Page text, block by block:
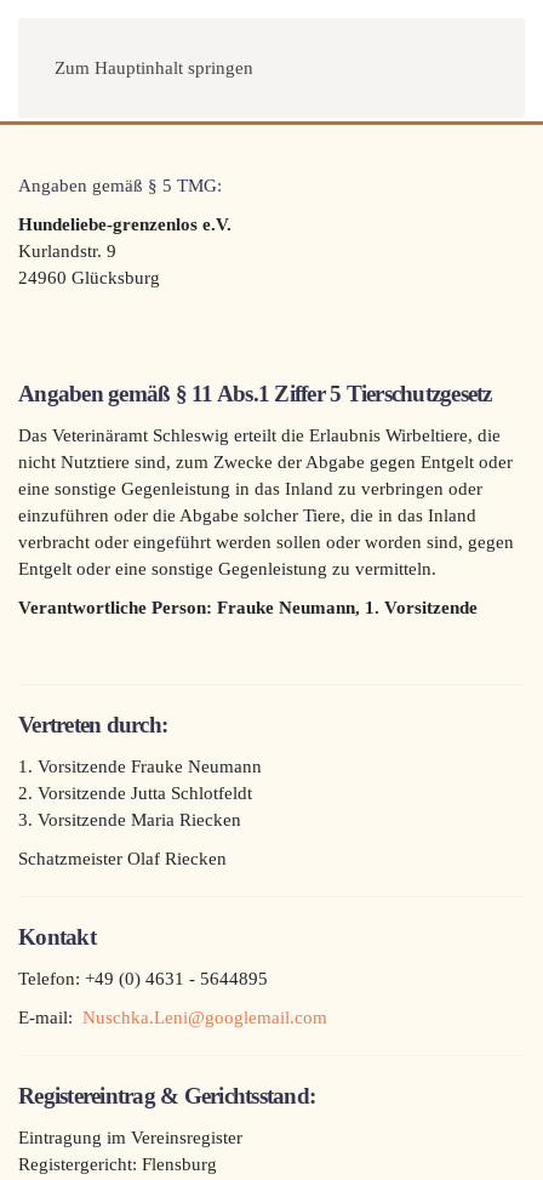
Zum Hauptinhalt springen
Menü
Angaben gemäß § 5 TMG:
Hundeliebe-grenzenlos e.V.
Kurlandstr. 9
24960 Glücksburg
Angaben gemäß § 11 Abs.1 Ziffer 5 Tierschutzgesetz
Das Veterinäramt Schleswig erteilt die Erlaubnis Wirbeltiere, die
nicht Nutztiere sind, zum Zwecke der Abgabe gegen Entgelt oder
eine sonstige Gegenleistung in das Inland zu verbringen oder
einzuführen oder die Abgabe solcher Tiere, die in das Inland
verbracht oder eingeführt werden sollen oder worden sind, gegen
Entgelt oder eine sonstige Gegenleistung zu vermitteln.
Verantwortliche Person: Frauke Neumann, 1. Vorsitzende
Vertreten durch:
1. Vorsitzende Frauke Neumann
2. Vorsitzende Jutta Schlotfeldt
3. Vorsitzende Maria Riecken
Schatzmeister Olaf Riecken
Kontakt
Telefon: +49 (0) 4631 - 5644895
E-mail: Nuschka.Leni@googlemail.com
Registereintrag & Gerichtsstand:
Eintragung im Vereinsregister
Registergericht: Flensburg